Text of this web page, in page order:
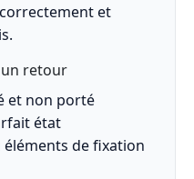
et
retour
et non porté
état
éléments de fixation